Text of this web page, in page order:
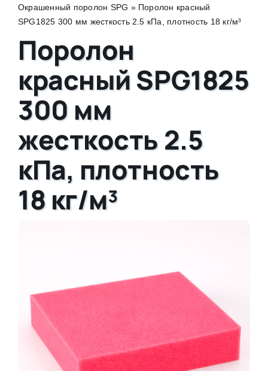
Окрашенный поролон SPG » Поролон красный
SPG1825 300 мм жесткость 2.5 кПа, плотность 18 кг/м³
Поролон
красный SPG1825
300 мм
жесткость 2.5
кПа, плотность
18 кг/м³